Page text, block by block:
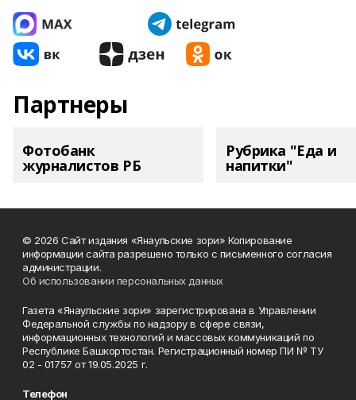
Партнеры
Фотобанк
журналистов РБ
Рубрика "Еда и
напитки"
© 2026 Сайт издания «Янаульские зори» Копирование
информации сайта разрешено только с письменного согласия
администрации.
Об использовании персональных данных
Газета «Янаульские зори» зарегистрирована в Управлении
Федеральной службы по надзору в сфере связи,
информационных технологий и массовых коммуникаций по
Республике Башкортостан. Регистрационный номер ПИ № ТУ
02 - 01757 от 19.05.2025 г.
Телефон